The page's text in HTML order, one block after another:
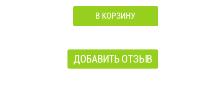
В КОРЗИНУ
ДОБАВИТЬ ОТЗЫВ